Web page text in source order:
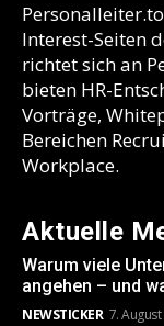
Interest-Seiten
richtet sich an
bieten HR-
Vorträge,
Bereichen
Workplace.
Aktuelle
Warum viele
angehen – und
NEWSTICKER 7.